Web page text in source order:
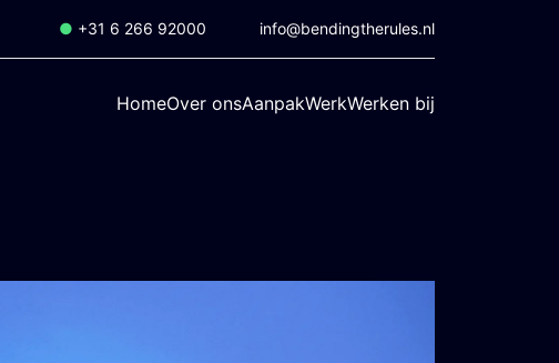
● +31 6 266 92000 info@bendingtherules.nl
HomeOver onsAanpakWerkWerken bij